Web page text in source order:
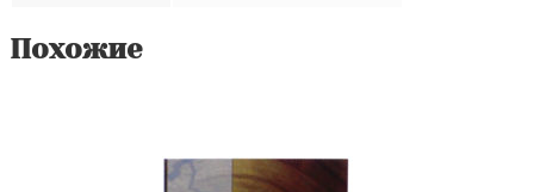
Похожие